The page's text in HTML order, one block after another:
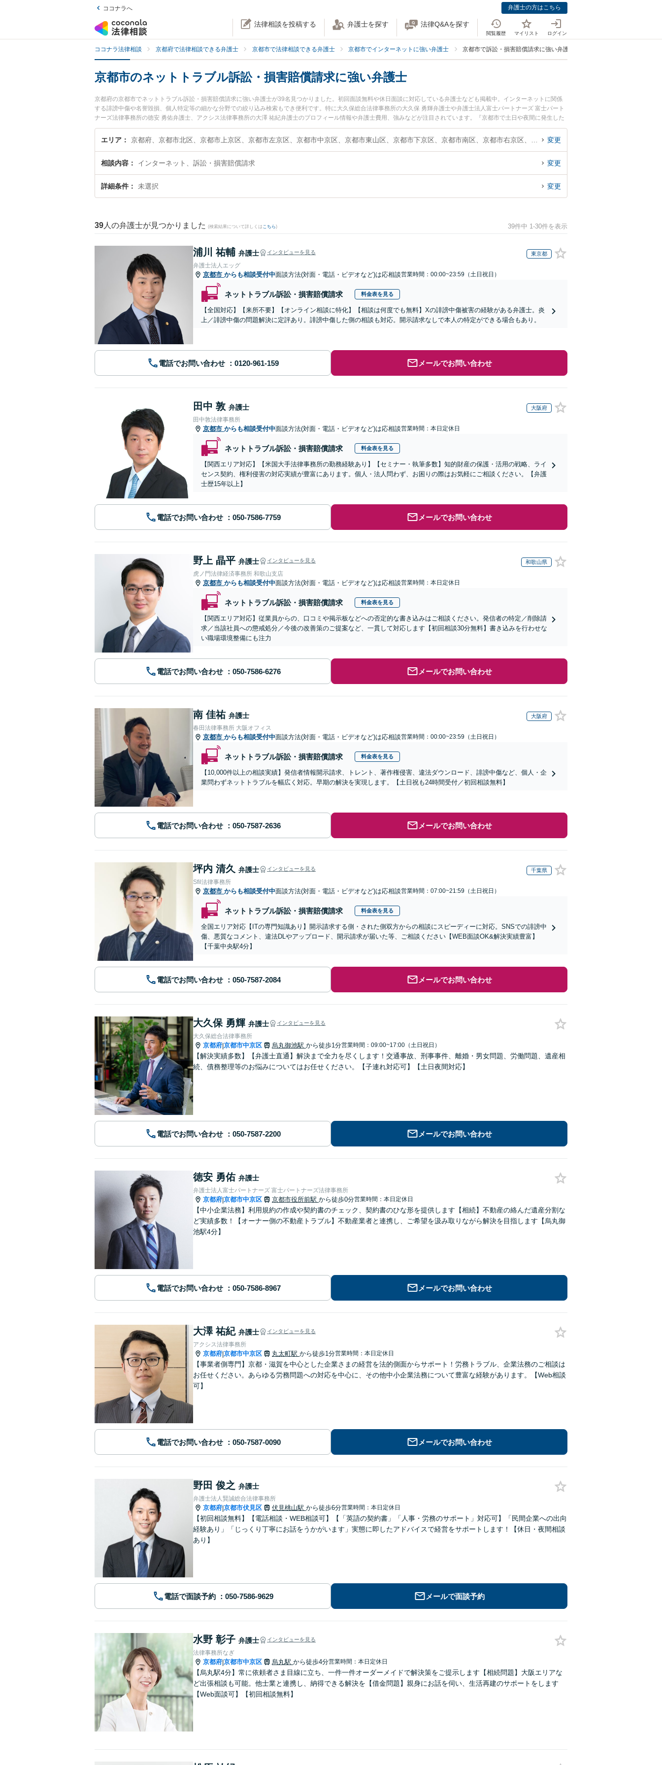
ココナラへ 弁護士の方はこちら
法律相談を投稿する 弁護士を探す 法律Q&Aを探す
閲覧履歴 マイリスト ログイン
ココナラ法律相談 京都府で法律相談できる弁護士 京都市で法律相談できる弁護士 京都市でインターネットに強い弁護士 京都市で訴訟・損害賠償請求に強い弁護士
京都市のネットトラブル訴訟・損害賠償請求に強い弁護士
京都府の京都市でネットトラブル訴訟・損害賠償請求に強い弁護士が39名見つかりました。初回面談無料や休日面談に対応している弁護士なども掲載中。インターネットに関係
する誹謗中傷や名誉毀損、個人特定等の細かな分野での絞り込み検索もでき便利です。特に大久保総合法律事務所の大久保 勇輝弁護士や弁護士法人富士パートナーズ 富士パート
ナーズ法律事務所の徳安 勇佑弁護士、アクシス法律事務所の大澤 祐紀弁護士のプロフィール情報や弁護士費用、強みなどが注目されています。『京都市で土日や夜間に発生した
ネットトラブル訴訟・損害賠償請求のトラブルを今すぐに弁護士に相談したい』『ネットトラブル訴訟・損害賠償請求のトラブル解決の実績豊富な近くの弁護士を検索したい』
『初回相談無料でネットトラブル訴訟・損害賠償請求を法律相談できる京都市内の弁護士に相談予約したい』などでお困りの相談者さんにおすすめです。
エリア 変更
相談内容 インターネット、訴訟・損害賠償請求 変更
詳細条件 未選択 変更
39 人の弁護士が見つかりました (検索結果について詳しくは こちら) 39件中 1-30件を表示
浦川 祐輔 弁護士 インタビューを見る 東京都
弁護士法人エッグ
京都市 からも相談受付中面談方法(対面・電話・ビデオなど)は応相談営業時間：00:00~23:59（土日祝日）
ネットトラブル訴訟・損害賠償請求 料金表を見る
【全国対応】【来所不要】【オンライン相談に特化】【相談は何度でも無料】Xの誹謗中傷被害の経験がある弁護士。炎
上／誹謗中傷の問題解決に定評あり。誹謗中傷した側の相談も対応。開示請求なしで本人の特定ができる場合もあり。
電話でお問い合わせ メールでお問い合わせ
田中 敦 弁護士 大阪府
田中敦法律事務所
京都市 からも相談受付中面談方法(対面・電話・ビデオなど)は応相談営業時間：本日定休日
ネットトラブル訴訟・損害賠償請求 料金表を見る
【関西エリア対応】【米国大手法律事務所の勤務経験あり】【セミナー・執筆多数】知的財産の保護・活用の戦略、ライ
センス契約、権利侵害の対応実績が豊富にあります。個人・法人問わず、お困りの際はお気軽にご相談ください。【弁護
士歴15年以上】
電話でお問い合わせ メールでお問い合わせ
野上 晶平 弁護士 インタビューを見る 和歌山県
虎ノ門法律経済事務所 和歌山支店
京都市 からも相談受付中面談方法(対面・電話・ビデオなど)は応相談営業時間：本日定休日
ネットトラブル訴訟・損害賠償請求 料金表を見る
【関西エリア対応】従業員からの、口コミや掲示板などへの否定的な書き込みはご相談ください。発信者の特定／削除請
求／当該社員への懲戒処分／今後の改善策のご提案など、一貫して対応します【初回相談30分無料】書き込みを行わせな
い職場環境整備にも注力
電話でお問い合わせ メールでお問い合わせ
南 佳祐 弁護士 大阪府
春田法律事務所 大阪オフィス
京都市 からも相談受付中面談方法(対面・電話・ビデオなど)は応相談営業時間：00:00~23:59（土日祝日）
ネットトラブル訴訟・損害賠償請求 料金表を見る
【10,000件以上の相談実績】発信者情報開示請求、トレント、著作権侵害、違法ダウンロード、誹謗中傷など、個人・企
業問わずネットトラブルを幅広く対応。早期の解決を実現します。【土日祝も24時間受付／初回相談無料】
電話でお問い合わせ メールでお問い合わせ
坪内 清久 弁護士 インタビューを見る 千葉県
Sfil法律事務所
京都市 からも相談受付中面談方法(対面・電話・ビデオなど)は応相談営業時間：07:00~21:59（土日祝日）
ネットトラブル訴訟・損害賠償請求 料金表を見る
全国エリア対応【ITの専門知識あり】開示請求する側・された側双方からの相談にスピーディーに対応。SNSでの誹謗中
傷、悪質なコメント、違法DLやアップロード、開示請求が届いた等、ご相談ください【WEB面談OK&解決実績豊富】
【千葉中央駅4分】
電話でお問い合わせ メールでお問い合わせ
大久保 勇輝 弁護士 インタビューを見る
大久保総合法律事務所
京都府|京都市中京区 烏丸御池駅 から徒歩1分営業時間：09:00~17:00（土日祝日）
【解決実績多数】【弁護士直通】解決まで全力を尽くします！交通事故、刑事事件、離婚・男女問題、労働問題、遺産相
続、債務整理等のお悩みについてはお任せください。【子連れ対応可】【土日夜間対応】
電話でお問い合わせ メールでお問い合わせ
徳安 勇佑 弁護士
弁護士法人富士パートナーズ 富士パートナーズ法律事務所
京都府|京都市中京区 京都市役所前駅 から徒歩0分営業時間：本日定休日
【中小企業法務】利用規約の作成や契約書のチェック、契約書のひな形を提供します【相続】不動産の絡んだ遺産分割な
ど実績多数！【オーナー側の不動産トラブル】不動産業者と連携し、ご希望を汲み取りながら解決を目指します【烏丸御
池駅4分】
電話でお問い合わせ メールでお問い合わせ
大澤 祐紀 弁護士 インタビューを見る
アクシス法律事務所
京都府|京都市中京区 丸太町駅 から徒歩1分営業時間：本日定休日
【事業者側専門】京都・滋賀を中心とした企業さまの経営を法的側面からサポート！労務トラブル、企業法務のご相談は
お任せください。あらゆる労務問題への対応を中心に、その他中小企業法務について豊富な経験があります。【Web相談
可】
電話でお問い合わせ メールでお問い合わせ
野田 俊之 弁護士
弁護士法人賢誠総合法律事務所
京都府|京都市伏見区 伏見桃山駅 から徒歩6分営業時間：本日定休日
【初回相談無料】【電話相談・WEB相談可】【「英語の契約書」「人事・労務のサポート」対応可】「民間企業への出向
経験あり」「じっくり丁寧にお話をうかがいます」実態に即したアドバイスで経営をサポートします！【休日・夜間相談
あり】
電話で面談予約 メールで面談予約
水野 彰子 弁護士 インタビューを見る
法律事務所なぎ
京都府|京都市中京区 烏丸駅 から徒歩4分営業時間：本日定休日
【烏丸駅4分】常に依頼者さま目線に立ち、一件一件オーダーメイドで解決策をご提示します【相続問題】大阪エリアな
ど出張相談も可能。他士業と連携し、納得できる解決を【借金問題】親身にお話を伺い、生活再建のサポートをします
【Web面談可】【初回相談無料】